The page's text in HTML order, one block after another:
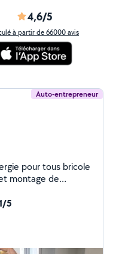
4,6/5
à partir de 66000 avis
Auto-entrepreneur
pour tous bricole
montage de
5